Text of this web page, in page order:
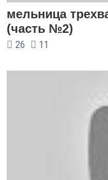
мельница
(часть №2)
26 11